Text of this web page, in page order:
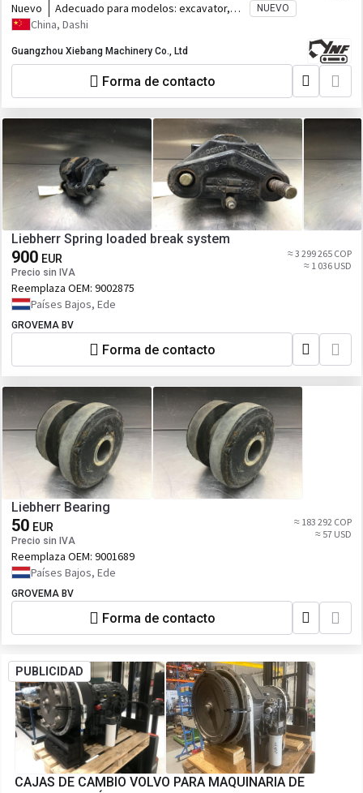
Nuevo Adecuado para modelos: excavator,
4JB1 Engine
NUEVO
China, Dashi
Guangzhou Xiebang Machinery Co., Ltd
Forma de contacto
Liebherr Spring loaded break system
900 EUR
Precio sin IVA
≈ 3 299 265 COP
≈ 1 036 USD
Reemplaza OEM: 9002875
Países Bajos, Ede
GROVEMA BV
Forma de contacto
Liebherr Bearing
50 EUR
Precio sin IVA
≈ 183 292 COP
≈ 57 USD
Reemplaza OEM: 9001689
Países Bajos, Ede
GROVEMA BV
Forma de contacto
PUBLICIDAD
CAJAS DE CAMBIO VOLVO PARA MAQUINARIA DE